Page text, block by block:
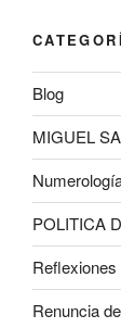
Blog
MIGUEL
POLITICA
Reflexiones
Renuncia